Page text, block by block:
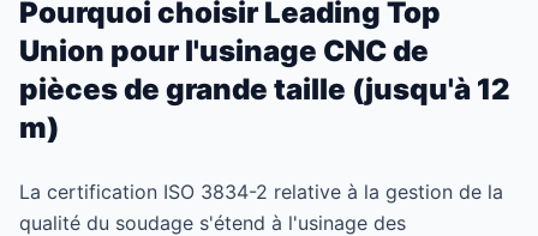
Pourquoi choisir Leading Top
Union pour l'usinage CNC de
pièces de grande taille (jusqu'à 12
m)
La certification ISO 3834-2 relative à la gestion de la
qualité du soudage s'étend à l'usinage des